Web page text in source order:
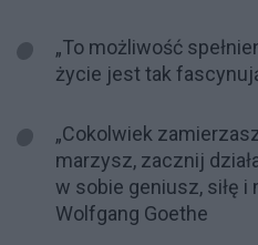
„To możliwość
życie jest tak
„Cokolwiek
marzysz, zacznij
w sobie geniusz, siłę i
Wolfgang Goethe